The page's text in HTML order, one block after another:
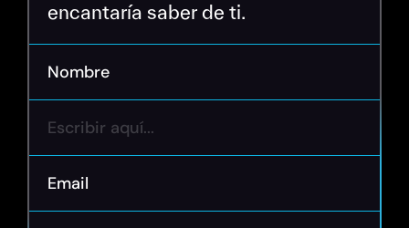
encantaría saber de ti.
Nombre
Email